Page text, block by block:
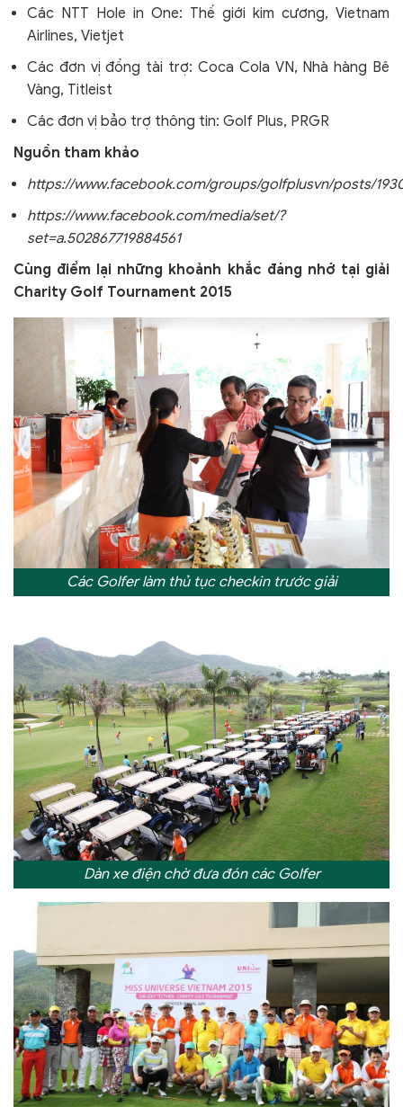
Các NTT Hole in One: Thế giới kim cương, Vietnam
Airlines, Vietjet
Các đơn vị đồng tài trợ: Coca Cola VN, Nhà hàng Bê
Vàng, Titleist
Các đơn vị bảo trợ thông tin: Golf Plus, PRGR
Nguồn tham khảo
https://www.facebook.com/groups/golfplusvn/posts/
https://www.facebook.com/media/set/?
set=a.502867719884561
Cùng điểm lại những khoảnh khắc đáng nhớ tại giải
Charity Golf Tournament 2015
Các Golfer làm thủ tục checkin trước giải
Dàn xe điện chờ đưa đón các Golfer